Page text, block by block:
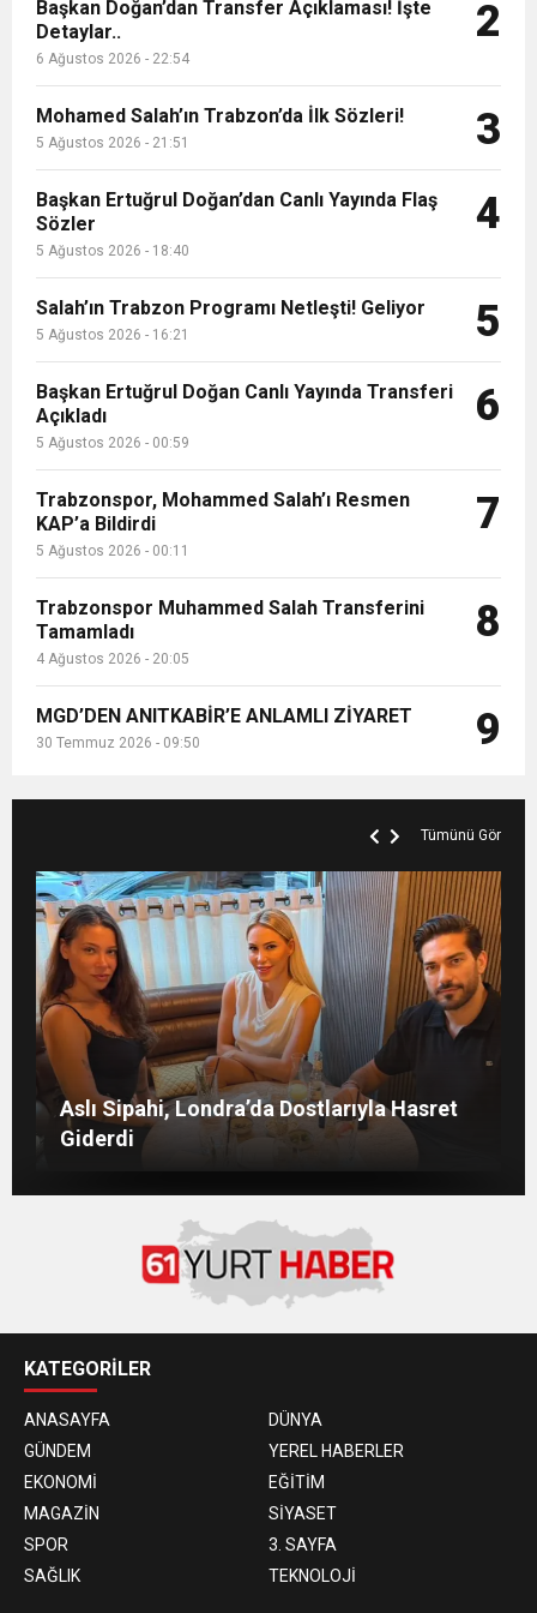
Tamamladı
18:59
22:58 Trabzonspor, Salah Transferinin Maliyetini
KAP’a Bildirdi
Başkan Doğan’dan Transfer Açıklaması! İşte
Detaylar..
6 Ağustos 2026 - 22:54
2
Mohamed Salah’ın Trabzon’da İlk Sözleri!
5 Ağustos 2026 - 21:51 3
Başkan Ertuğrul Doğan’dan Canlı Yayında Flaş
Sözler
5 Ağustos 2026 - 18:40
4
Salah’ın Trabzon Programı Netleşti! Geliyor
5 Ağustos 2026 - 16:21 5
Başkan Ertuğrul Doğan Canlı Yayında Transferi
Açıkladı
5 Ağustos 2026 - 00:59
6
Trabzonspor, Mohammed Salah’ı Resmen
KAP’a Bildirdi
5 Ağustos 2026 - 00:11
7
Trabzonspor Muhammed Salah Transferini
Tamamladı
4 Ağustos 2026 - 20:05
8
MGD’DEN ANITKABİR’E ANLAMLI ZİYARET
30 Temmuz 2026 - 09:50 9
Tümünü Gör
SVADBA ZİNCİRLERİ SAHİBİ SEMİH HOT
YAŞGÜNÜNÜ SANAT VE CEMİYET
DÜNYASININ ÜNLÜ İSİMLERİYLE KUTLADI!
Aslı Sipahi, Londra’da Dostlarıyla Hasret
Giderdi
ÖDÜL GECESİNE AYDIN ESKİKÖY
M Lisa ve Dolu Kadehi Ters Tut’tan Yeni İş
Birliği: “Vişne”
KATEGORİLER
ANASAYFA
DÜNYA
GÜNDEM
YEREL HABERLER
EKONOMİ
EĞİTİM
MAGAZİN
SİYASET
SPOR
3. SAYFA
SAĞLIK
TEKNOLOJİ